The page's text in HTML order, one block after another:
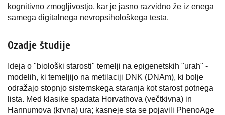
kognitivno zmogljivostjo, kar je jasno razvidno že iz enega
samega digitalnega nevropsihološkega testa.
Ozadje študije
Ideja o "biološki starosti" temelji na epigenetskih "urah" -
modelih, ki temeljijo na metilaciji DNK (DNAm), ki bolje
odražajo stopnjo sistemskega staranja kot starost potnega
lista. Med klasike spadata Horvathova (večtkivna) in
Hannumova (krvna) ura; kasneje sta se pojavili PhenoAge